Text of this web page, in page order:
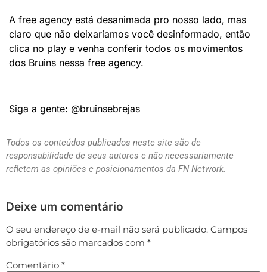
A free agency está desanimada pro nosso lado, mas
claro que não deixaríamos você desinformado, então
clica no play e venha conferir todos os movimentos
dos Bruins nessa free agency.
Siga a gente: @bruinsebrejas
Todos os conteúdos publicados neste site são de
responsabilidade de seus autores e não necessariamente
refletem as opiniões e posicionamentos da FN Network.
Deixe um comentário
O seu endereço de e-mail não será publicado. Campos
obrigatórios são marcados com *
Comentário *